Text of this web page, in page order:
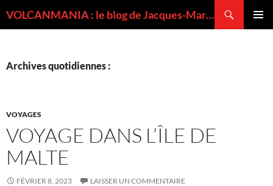
VOLCANMANIA : le blog de Jacques-Marie BARDINTZEFF, volcanologue
Archives quotidiennes :
VOYAGES
VOYAGE DANS L’ÎLE DE
MALTE
FÉVRIER 8, 2023 LAISSER UN COMMENTAIRE